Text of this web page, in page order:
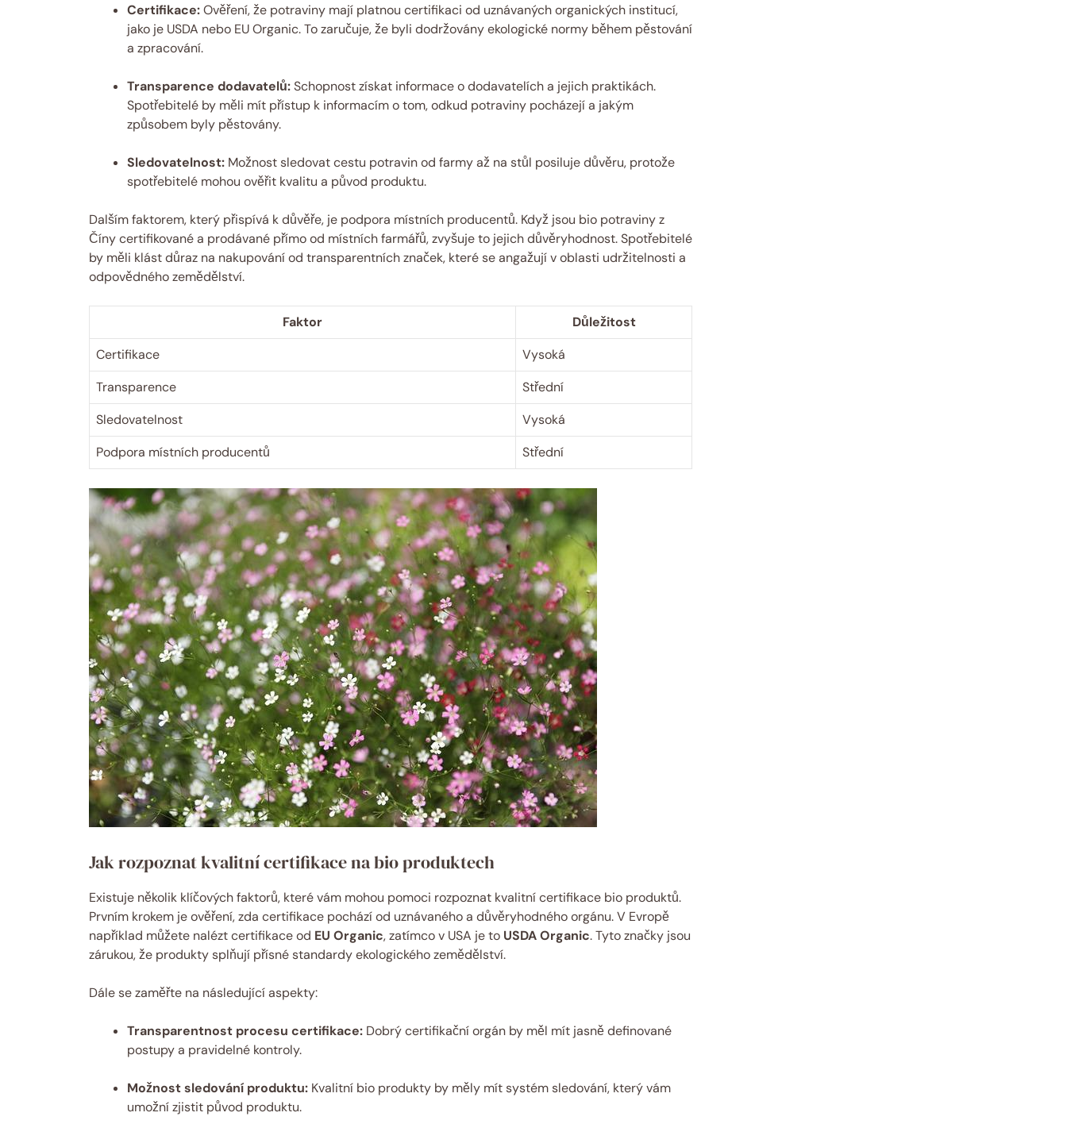
Certifikace:Ověření, že potraviny mají platnou certifikaci od uznávaných organických institucí,
jako je USDA nebo EU Organic. To zaručuje, že byli dodržovány ekologické normy během pěstování
a zpracování.
Transparence dodavatelů:Schopnost získat informace o dodavatelích a jejich praktikách.
Spotřebitelé by měli mít přístup k informacím o tom, odkud potraviny pocházejí a jakým
způsobem byly pěstovány.
Sledovatelnost: Možnost sledovat cestu potravin od farmy až na stůl posiluje důvěru, protože
spotřebitelé mohou ověřit kvalitu a původ produktu.
Dalším faktorem, který přispívá k důvěře, je podpora místních producentů. Když jsou bio potraviny z
Číny certifikované a prodávané přímo od místních farmářů, zvyšuje to jejich důvěryhodnost. Spotřebitelé
by měli klást důraz na nakupování od transparentních značek, které se angažují v oblasti udržitelnosti a
odpovědného zemědělství.
Faktor
Důležitost
Certifikace
Vysoká
Transparence
Střední
Sledovatelnost
Vysoká
Podpora místních producentů
Střední
Jak rozpoznat kvalitní certifikace na bio produktech
Existuje několik klíčových faktorů, které vám mohou pomoci rozpoznat kvalitní certifikace bio produktů.
Prvním krokem je ověření, zda certifikace pochází od uznávaného a důvěryhodného orgánu. V Evropě
například můžete nalézt certifikace od EU Organic, zatímco v USA je to USDA Organic. Tyto značky jsou
zárukou, že produkty splňují přísné standardy ekologického zemědělství.
Dále se zaměřte na následující aspekty:
Transparentnost procesu certifikace: Dobrý certifikační orgán by měl mít jasně definované
postupy a pravidelné kontroly.
Možnost sledování produktu: Kvalitní bio produkty by měly mít systém sledování, který vám
umožní zjistit původ produktu.